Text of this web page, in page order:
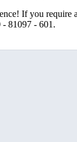
If you require
- 81097 - 601.